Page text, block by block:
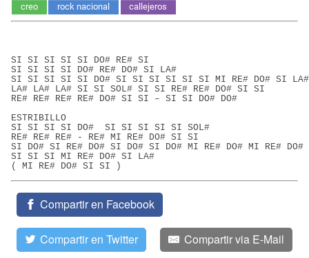
creo rock nacional callejeros
SI SI SI SI SI DO# RE# SI
SI SI SI SI DO# RE# DO# SI LA#
SI SI SI SI SI DO# SI SI SI SI SI SI MI RE# DO# SI LA#
LA# LA# LA# SI SI SOL# SI SI RE# RE# DO# SI SI
RE# RE# RE# RE# DO# SI SI – SI SI DO# DO#
ESTRIBILLO
SI SI SI SI DO#  SI SI SI SI SI SOL#
RE# RE# RE# - RE# MI RE# DO# SI SI
SI DO# SI RE# DO# SI DO# SI DO# MI RE# DO# MI RE# DO#
SI SI SI MI RE# DO# SI LA#
( MI RE# DO# SI SI )
Compartir en Facebook
Compartir en Twitter Compartir via E-Mail